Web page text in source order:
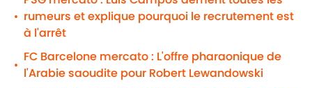
• rumeurs et explique pourquoi le recrutement est
à l'arrêt
•
FC Barcelone mercato : L'offre pharaonique de
l'Arabie saoudite pour Robert Lewandowski